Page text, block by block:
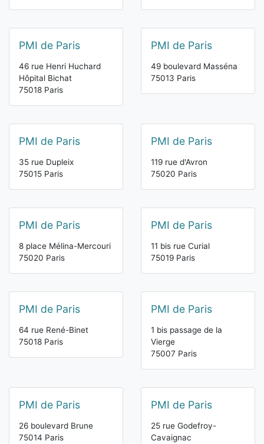
PMI de Paris
46 rue Henri Huchard
Hôpital Bichat
75018 Paris
PMI de Paris
49 boulevard Masséna
75013 Paris
PMI de Paris
35 rue Dupleix
75015 Paris
PMI de Paris
119 rue d'Avron
75020 Paris
PMI de Paris
8 place Mélina-Mercouri
75020 Paris
PMI de Paris
11 bis rue Curial
75019 Paris
PMI de Paris
64 rue René-Binet
75018 Paris
PMI de Paris
1 bis passage de la
Vierge
75007 Paris
PMI de Paris
26 boulevard Brune
75014 Paris
PMI de Paris
25 rue Godefroy-
Cavaignac